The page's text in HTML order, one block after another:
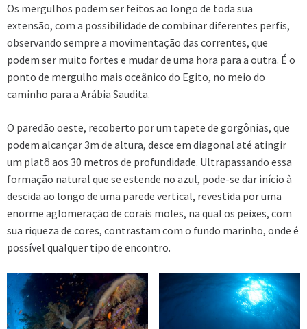
Os mergulhos podem ser feitos ao longo de toda sua
extensão, com a possibilidade de combinar diferentes perfis,
observando sempre a movimentação das correntes, que
podem ser muito fortes e mudar de uma hora para a outra. É o
ponto de mergulho mais oceânico do Egito, no meio do
caminho para a Arábia Saudita.
O paredão oeste, recoberto por um tapete de gorgônias, que
podem alcançar 3m de altura, desce em diagonal até atingir
um platô aos 30 metros de profundidade. Ultrapassando essa
formação natural que se estende no azul, pode-se dar início à
descida ao longo de uma parede vertical, revestida por uma
enorme aglomeração de corais moles, na qual os peixes, com
sua riqueza de cores, contrastam com o fundo marinho, onde é
possível qualquer tipo de encontro.